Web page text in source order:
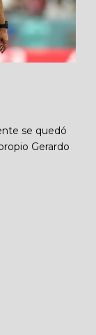
se quedó
Gerardo